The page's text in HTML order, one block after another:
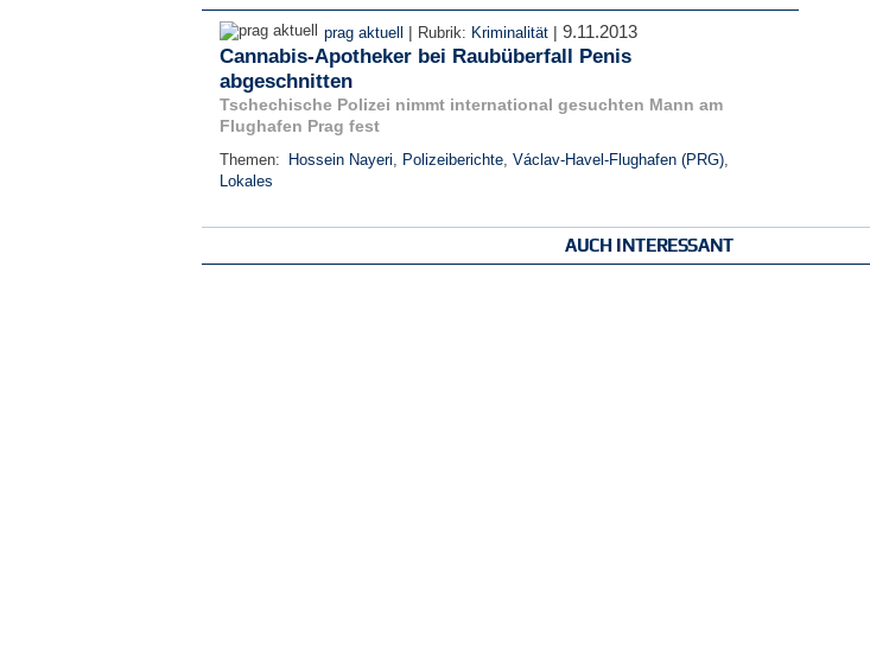
prag aktuell | Rubrik: Kriminalität | 9.11.2013
Cannabis-Apotheker bei Raubüberfall Penis
abgeschnitten
Tschechische Polizei nimmt international gesuchten Mann am
Flughafen Prag fest
Themen: Hossein Nayeri, Polizeiberichte, Václav-Havel-Flughafen (PRG),
Lokales
AUCH INTERESSANT